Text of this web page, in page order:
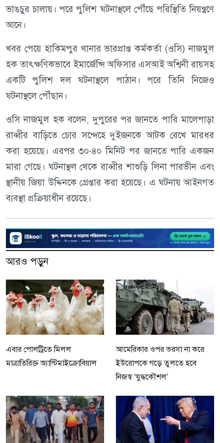
ভাঙচুর চালায়। পরে পুলিশ ঘটনাস্থলে পৌঁছে পরিস্থিতি নিয়ন্ত্রণে
আনে।
খবর পেয়ে হাকিমপুর থানার ভারপ্রাপ্ত কর্মকর্তা (ওসি) নাজমুল
হক তাৎক্ষণিকভাবে ইমার্জেন্সি অফিসার এসআই অশ্বিনী রায়সহ
একটি পুলিশ দল ঘটনাস্থলে পাঠান। পরে তিনি নিজেও
ঘটনাস্থলে পৌঁছান।
ওসি নাজমুল হক বলেন, দুপুরের পর জানতে পারি মালেপাড়া
রাব্বীর বাড়িতে চোর সন্দেহে দুইজনকে আটক রেখে মারধর
করা হয়েছে। এরপর ৩০-৪০ মিনিট পর জানতে পারি একজন
মারা গেছে। ঘটনাস্থল থেকে রাব্বীর শাশুড়ি লিনা পারভীন এবং
স্থানীয় জিয়া উদ্দিনকে গ্রেপ্তার করা হয়েছে। এ ঘটনায় আইনগত
ব্যবস্থা প্রক্রিয়াধীন রয়েছে।
আরও পড়ুন
এবার পোলট্রিতে মিলল
মাত্রাতিরিক্ত অ্যান্টিমাইক্রোবিয়াল
আমেরিকার ওপর ভরসা না করে
ইউরোপকে গড়ে তুলতে হবে
নিজস্ব ‘যুদ্ধকৌশল’